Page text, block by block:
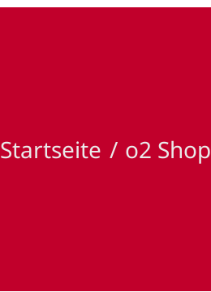
Startseite o2 Shop